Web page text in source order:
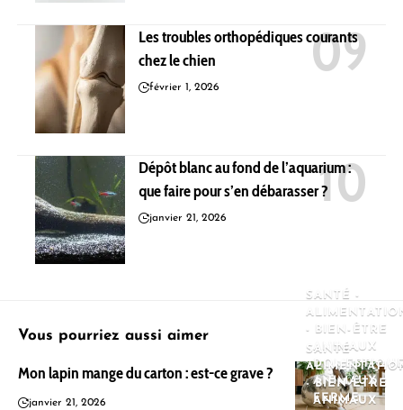
Les troubles orthopédiques courants
chez le chien
février 1, 2026
Dépôt blanc au fond de l’aquarium :
que faire pour s’en débarasser ?
janvier 21, 2026
Vous pourriez aussi aimer
SANTÉ -
- BIEN-ÊTRE
ANIMAUX
ANIMAUX
FERME
Mon lapin mange du carton : est-ce grave ?
janvier 21, 2026
SANTÉ -
- BIEN-ÊTRE
ANIMAUX